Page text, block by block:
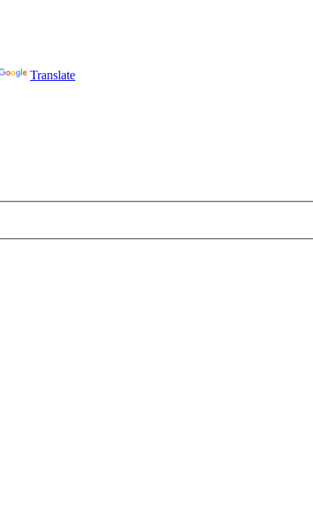
Translate